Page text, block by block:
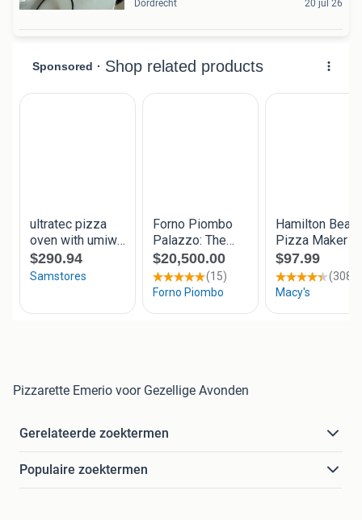
Dordrecht 20 jul 26
Pizzarette Emerio voor Gezellige Avonden
Gerelateerde zoektermen
Populaire zoektermen